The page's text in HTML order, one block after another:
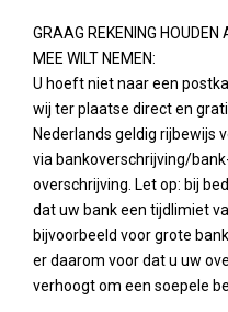
GRAAG REKENING HOUDEN
MEE WILT NEMEN:
U hoeft niet naar een
wij ter plaatse direct en
Nederlands geldig rijbewijs
via bankoverschrijving/
overschrijving. Let op: bij
dat uw bank een tijdlimiet
bijvoorbeeld voor grote
er daarom voor dat u uw
verhoogt om een soepele